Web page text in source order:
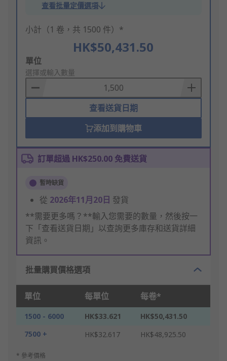
查看批量定價選項
小計（1 卷，共 1500 件）*
HK$50,431.50
Add
to
Basket
單位
選擇或輸入數量
查看送貨日期
添加到購物車
訂單超過 HK$250.00 免費送貨
暫時缺貨
從 2026年11月20日 發貨
**需要更多嗎？**輸入您需要的數量，然後按一
下「查看送貨日期」以查詢更多庫存和送貨詳細
資訊。
批量購買價格選項
單位 每單位 每卷*
1500 - 6000 HK$33.621
HK$50,431.50
7500 +
HK$32.617 HK$48,925.50
* 參考價格